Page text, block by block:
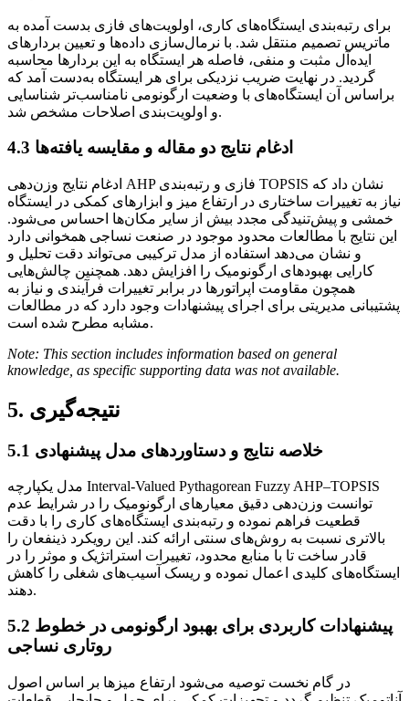
برای رتبه‌بندی ایستگاه‌های کاری، اولویت‌های فازی بدست آمده به
ماتریس تصمیم منتقل شد. با نرمال‌سازی داده‌ها و تعیین بردارهای
ایده‌آل مثبت و منفی، فاصله‌ هر ایستگاه به این بردارها محاسبه
گردید. در نهایت ضریب نزدیکی برای هر ایستگاه به‌دست آمد که
براساس آن ایستگاه‌های با وضعیت ارگونومی نامناسب‌تر شناسایی
و اولویت‌بندی اصلاحات مشخص شد.
4.3 ادغام نتایج دو مقاله و مقایسه یافته‌ها
ادغام نتایج وزن‌دهی AHP فازی و رتبه‌بندی TOPSIS نشان داد که
نیاز به تغییرات ساختاری در ارتفاع میز و ابزارهای کمکی در ایستگاه‌
خمشی و پیش‌تنیدگی مجدد بیش از سایر مکان‌ها احساس می‌شود.
این نتایج با مطالعات محدود موجود در صنعت نساجی همخوانی دارد
و نشان می‌دهد استفاده از مدل ترکیبی می‌تواند دقت تحلیل و
کارایی بهبودهای ارگونومیک را افزایش دهد. همچنین چالش‌هایی
همچون مقاومت اپراتورها در برابر تغییرات فرآیندی و نیاز به
پشتیبانی مدیریتی برای اجرای پیشنهادات وجود دارد که در مطالعات
مشابه مطرح شده است.
Note: This section includes information based on general
knowledge, as specific supporting data was not available.
5. نتیجه‌گیری
5.1 خلاصه نتایج و دستاوردهای مدل پیشنهادی
مدل یکپارچه Interval-Valued Pythagorean Fuzzy AHP–TOPSIS
توانست وزن‌دهی دقیق معیارهای ارگونومیک را در شرایط عدم
قطعیت فراهم نموده و رتبه‌بندی ایستگاه‌های کاری را با دقت
بالاتری نسبت به روش‌های سنتی ارائه کند. این رویکرد ذینفعان را
قادر ساخت تا با منابع محدود، تغییرات استراتژیک و موثر را در
ایستگاه‌های کلیدی اعمال نموده و ریسک آسیب‌های شغلی را کاهش
دهند.
5.2
روتاری نساجی
در گام نخست توصیه می‌شود ارتفاع میزها بر اساس اصول